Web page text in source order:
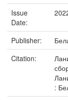
Issue
Date:
Publisher:
Citation:
: